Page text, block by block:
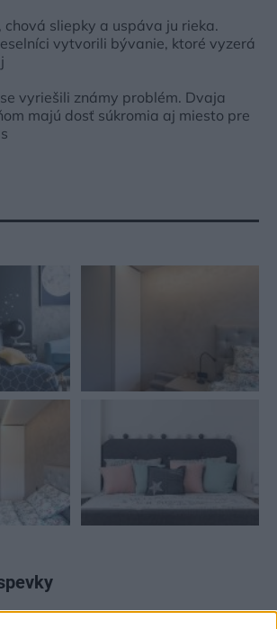
chová sliepky a uspáva ju rieka.
vytvorili bývanie, ktoré vyzerá
vyriešili známy problém. Dvaja
majú dosť súkromia aj miesto pre